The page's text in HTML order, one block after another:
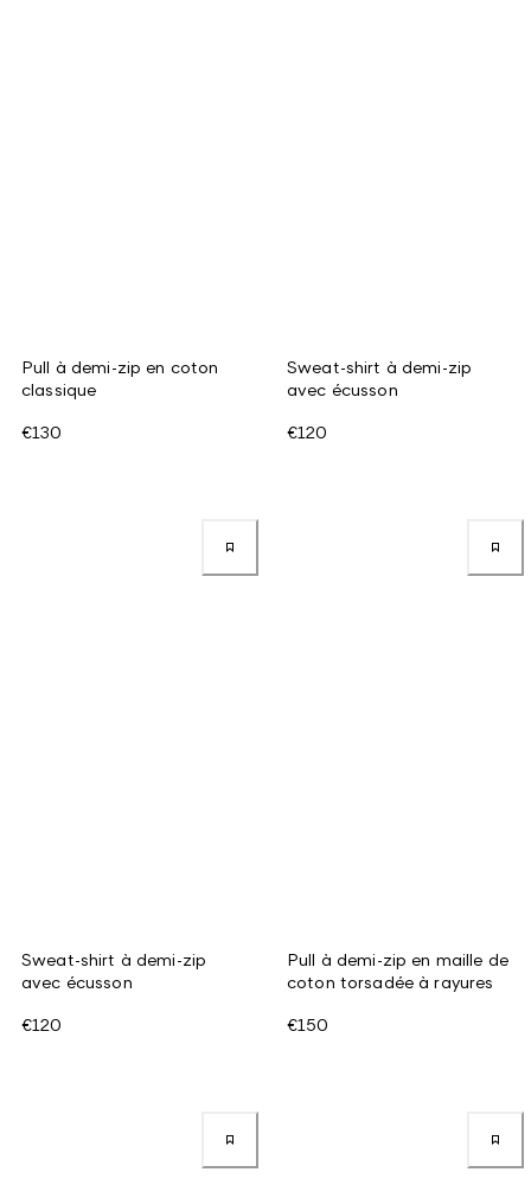
Pull à demi-zip en coton
classique
€130
Sweat-shirt à demi-zip
avec écusson
€120
Sweat-shirt à demi-zip
avec écusson
€120
Pull à demi-zip en maille de
coton torsadée à rayures
€150